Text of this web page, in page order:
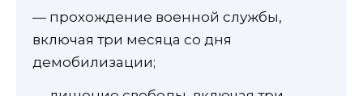
— прохождение военной службы,
включая три месяца со дня
демобилизации;